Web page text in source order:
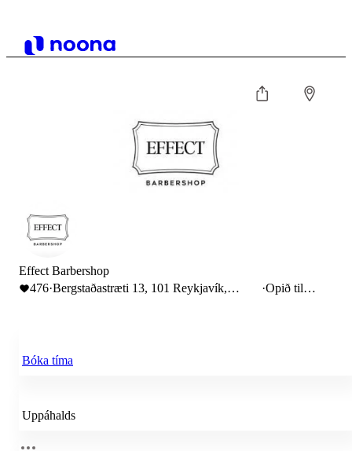
Effect Barbershop
476·Bergstaðastræti 13, 101 Reykjavík,
·Opið til
Bóka tíma
Uppáhalds